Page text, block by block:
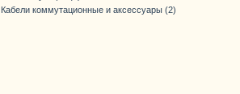
Кабели коммутационные и аксессуары (2)